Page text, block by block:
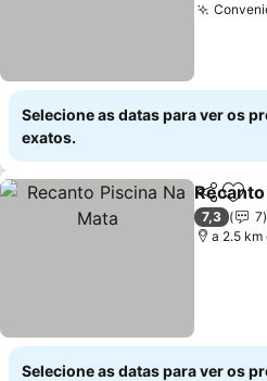
Selecione as datas para ver os
exatos.
Partilhar
7,3
7
a 2.5 km
Selecione as datas para ver os